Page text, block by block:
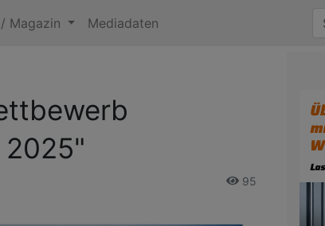
Magazin Mediadaten
2025"
95